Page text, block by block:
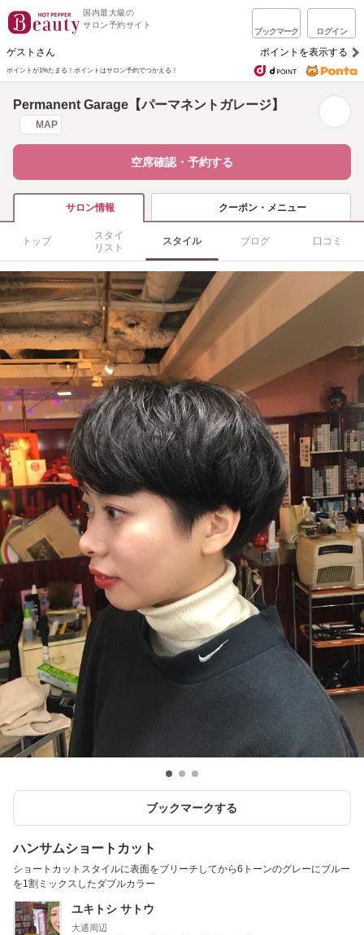
国内最大級の
サロン予約サイト
ブックマーク ログイン
ゲストさん ポイントを表示する
ポイントが1%たまる！ ポイントはサロン予約でつかえる！
Permanent Garage【パーマネントガレージ】
MAP
空席確認・予約する
サロン情報 クーポン・メニュー
トップ
スタイ
リスト
スタイル ブログ 口コミ
ブックマークする
ハンサムショートカット
ショートカットスタイルに表面をブリーチしてから6トーンのグレーにブルー
を1割ミックスしたダブルカラー
ユキトシ サトウ
大通周辺